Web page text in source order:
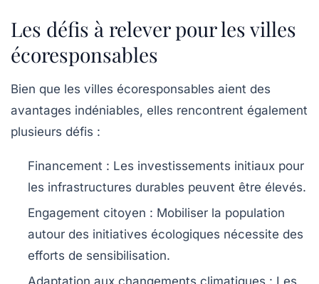
Les défis à relever pour les villes
écoresponsables
Bien que les villes écoresponsables aient des
avantages indéniables, elles rencontrent également
plusieurs défis :
Financement : Les investissements initiaux pour
les infrastructures durables peuvent être élevés.
Engagement citoyen : Mobiliser la population
autour des initiatives écologiques nécessite des
efforts de sensibilisation.
Adaptation aux changements climatiques : Les